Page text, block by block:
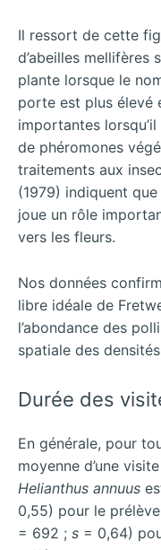
Il ressort de cette
d’abeilles mellifères
plante lorsque le
porte est plus élevé
importantes
de phéromones
traitements aux
(1979) indiquent
joue un rôle
vers les fleurs.
Nos données
libre idéale de
l’abondance des
spatiale des
Durée des
En générale, pour
moyenne d’une
Helianthus annuus
0,55) pour le
= 692 ; s = 0,64)